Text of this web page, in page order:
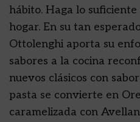
hábito. Haga lo
hogar. En su tan
Ottolenghi aporta su
sabores a la cocina
nuevos clásicos con
pasta se convierte en
caramelizada con